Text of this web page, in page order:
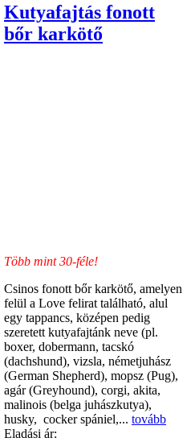
Kutyafajtás fonott
bőr karkötő
Több mint 30-féle!
Csinos fonott bőr karkötő, amelyen
felül a Love felirat található, alul
egy tappancs, középen pedig
szeretett kutyafajtánk neve (pl.
boxer, dobermann, tacskó
(dachshund), vizsla, németjuhász
(German Shepherd), mopsz (Pug),
agár (Greyhound), corgi, akita,
malinois (belga juhászkutya),
husky, cocker spániel,... tovább
Eladási ár: